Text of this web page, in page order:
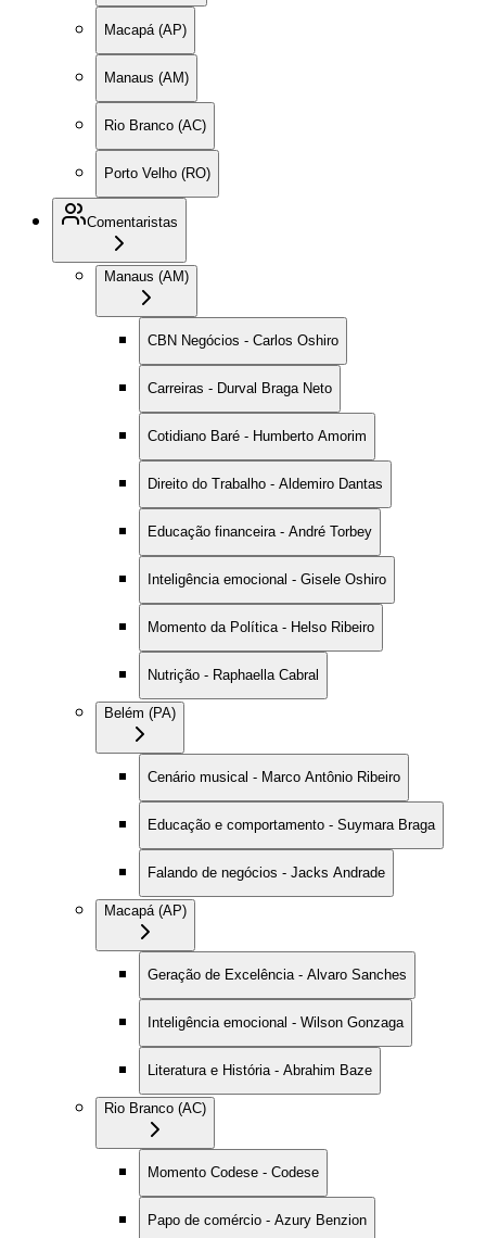
Macapá (AP)
Manaus (AM)
Rio Branco (AC)
Porto Velho (RO)
Comentaristas
Manaus (AM)
CBN Negócios - Carlos Oshiro
Carreiras - Durval Braga Neto
Cotidiano Baré - Humberto Amorim
Direito do Trabalho - Aldemiro Dantas
Educação financeira - André Torbey
Inteligência emocional - Gisele Oshiro
Momento da Política - Helso Ribeiro
Nutrição - Raphaella Cabral
Belém (PA)
Cenário musical - Marco Antônio Ribeiro
Educação e comportamento - Suymara Braga
Falando de negócios - Jacks Andrade
Macapá (AP)
Geração de Excelência - Alvaro Sanches
Inteligência emocional - Wilson Gonzaga
Literatura e História - Abrahim Baze
Rio Branco (AC)
Momento Codese - Codese
Papo de comércio - Azury Benzion